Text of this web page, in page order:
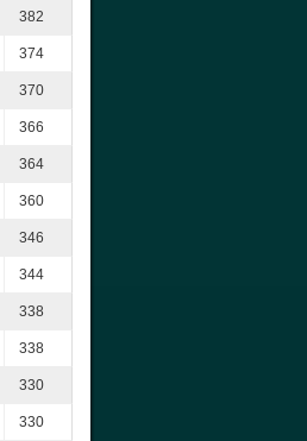
382
374
370
366
364
360
346
344
338
338
330
330